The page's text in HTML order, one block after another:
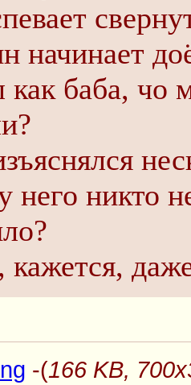
начинает
как баба,
него никто
кажется,
-(166 KB,